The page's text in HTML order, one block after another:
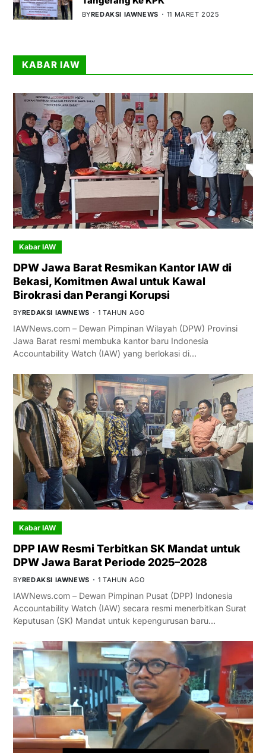
BYREDAKSI IAWNEWS 11 MARET 2025
KABAR IAW
Kabar IAW
DPW Jawa Barat Resmikan Kantor IAW di
Bekasi, Komitmen Awal untuk Kawal
Birokrasi dan Perangi Korupsi
BYREDAKSI IAWNEWS 1 TAHUN AGO
IAWNews.com – Dewan Pimpinan Wilayah (DPW) Provinsi
Jawa Barat resmi membuka kantor baru Indonesia
Accountability Watch (IAW) yang berlokasi di…
Kabar IAW
DPP IAW Resmi Terbitkan SK Mandat untuk
DPW Jawa Barat Periode 2025–2028
BYREDAKSI IAWNEWS 1 TAHUN AGO
IAWNews.com – Dewan Pimpinan Pusat (DPP) Indonesia
Accountability Watch (IAW) secara resmi menerbitkan Surat
Keputusan (SK) Mandat untuk kepengurusan baru…